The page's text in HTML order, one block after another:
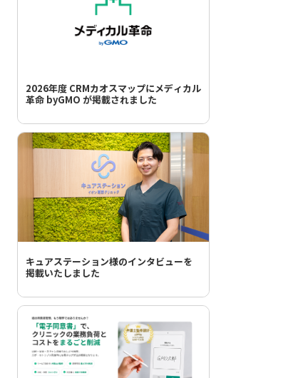
2026年度 CRMカオスマップにメディカル
革命 byGMO が掲載されました
キュアステーション様のインタビューを
掲載いたしました